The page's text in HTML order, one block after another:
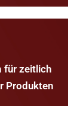
für zeitlich
Produkten